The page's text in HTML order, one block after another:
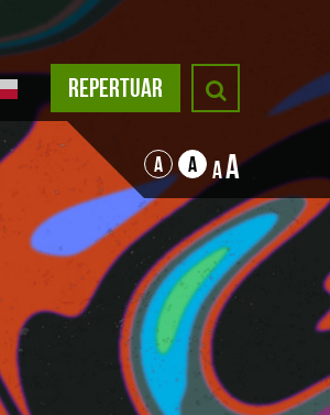
REPERTUAR
A A AA